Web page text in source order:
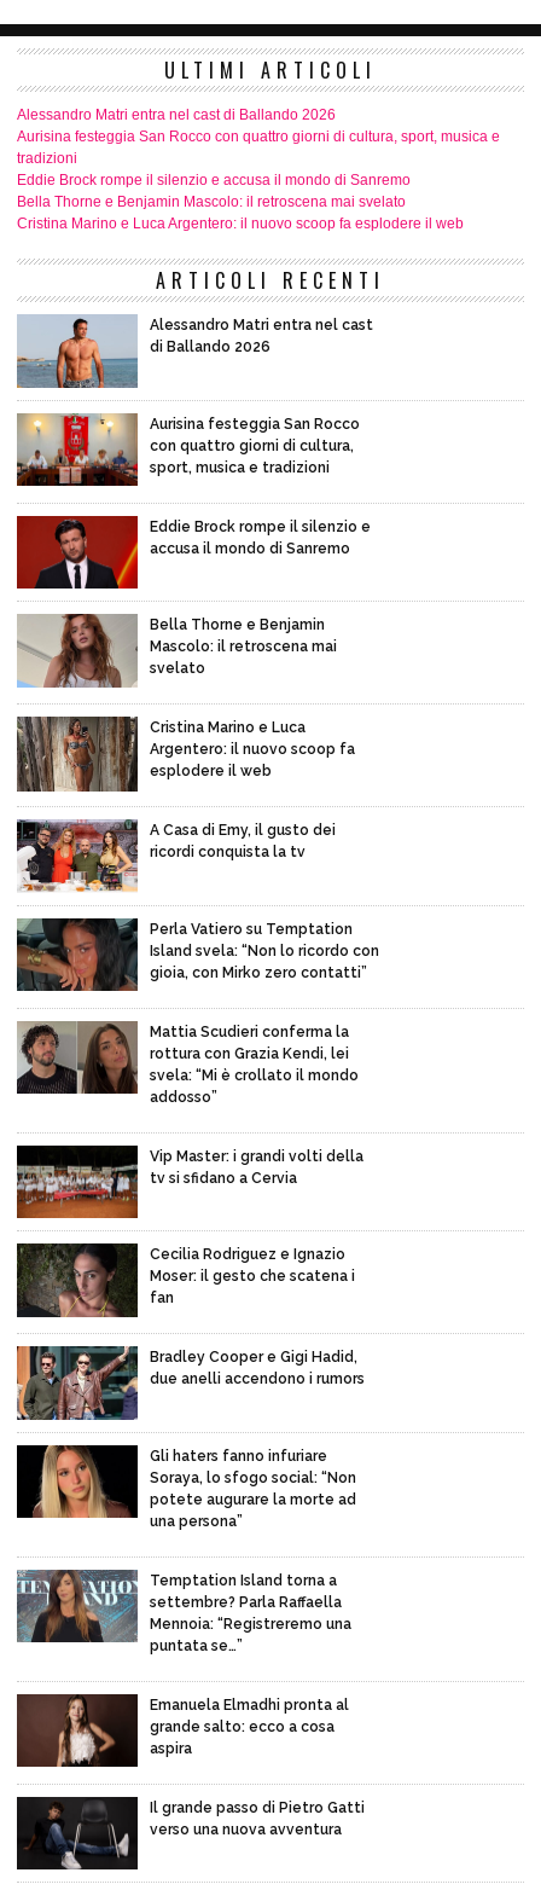
ULTIMI ARTICOLI
Alessandro Matri entra nel cast di Ballando 2026
Aurisina festeggia San Rocco con quattro giorni di cultura, sport, musica e
tradizioni
Eddie Brock rompe il silenzio e accusa il mondo di Sanremo
Bella Thorne e Benjamin Mascolo: il retroscena mai svelato
Cristina Marino e Luca Argentero: il nuovo scoop fa esplodere il web
ARTICOLI RECENTI
Alessandro Matri entra nel cast
di Ballando 2026
Aurisina festeggia San Rocco
con quattro giorni di cultura,
sport, musica e tradizioni
Eddie Brock rompe il silenzio e
accusa il mondo di Sanremo
Bella Thorne e Benjamin
Mascolo: il retroscena mai
svelato
Cristina Marino e Luca
Argentero: il nuovo scoop fa
esplodere il web
A Casa di Emy, il gusto dei
ricordi conquista la tv
Perla Vatiero su Temptation
Island svela: “Non lo ricordo con
gioia, con Mirko zero contatti”
Mattia Scudieri conferma la
rottura con Grazia Kendi, lei
svela: “Mi è crollato il mondo
addosso”
Vip Master: i grandi volti della
tv si sfidano a Cervia
Cecilia Rodriguez e Ignazio
Moser: il gesto che scatena i
fan
Bradley Cooper e Gigi Hadid,
due anelli accendono i rumors
Gli haters fanno infuriare
Soraya, lo sfogo social: “Non
potete augurare la morte ad
una persona”
Temptation Island torna a
settembre? Parla Raffaella
Mennoia: “Registreremo una
puntata se…”
Emanuela Elmadhi pronta al
grande salto: ecco a cosa
aspira
Il grande passo di Pietro Gatti
verso una nuova avventura